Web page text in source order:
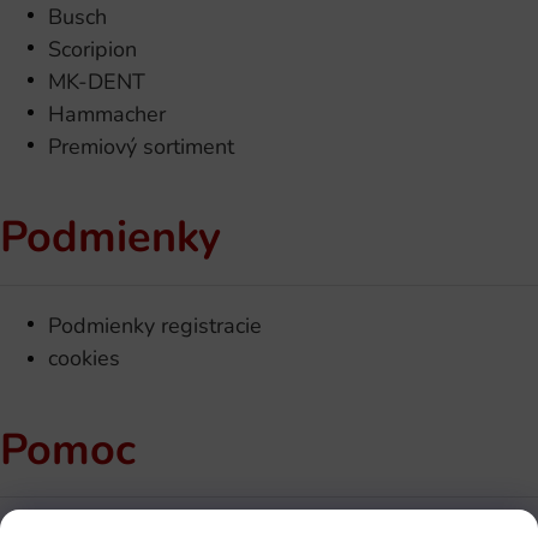
Busch
Scoripion
MK-DENT
Hammacher
Premiový sortiment
Podmienky
Podmienky registracie
cookies
Pomoc